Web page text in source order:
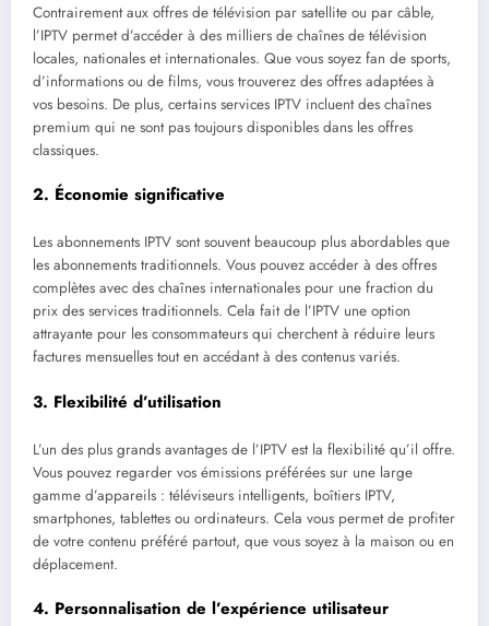
Contrairement aux offres de télévision par satellite ou par câble,
l’IPTV permet d’accéder à des milliers de chaînes de télévision
locales, nationales et internationales. Que vous soyez fan de sports,
d’informations ou de films, vous trouverez des offres adaptées à
vos besoins. De plus, certains services IPTV incluent des chaînes
premium qui ne sont pas toujours disponibles dans les offres
classiques.
2. Économie significative
Les abonnements IPTV sont souvent beaucoup plus abordables que
les abonnements traditionnels. Vous pouvez accéder à des offres
complètes avec des chaînes internationales pour une fraction du
prix des services traditionnels. Cela fait de l’IPTV une option
attrayante pour les consommateurs qui cherchent à réduire leurs
factures mensuelles tout en accédant à des contenus variés.
3. Flexibilité d’utilisation
L’un des plus grands avantages de l’IPTV est la flexibilité qu’il offre.
Vous pouvez regarder vos émissions préférées sur une large
gamme d’appareils : téléviseurs intelligents, boîtiers IPTV,
smartphones, tablettes ou ordinateurs. Cela vous permet de profiter
de votre contenu préféré partout, que vous soyez à la maison ou en
déplacement.
4. Personnalisation de l’expérience utilisateur